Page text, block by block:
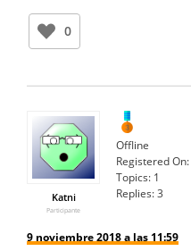
0
Katni
Participante
Offline
Registered On:
Topics: 1
Replies:3
9 noviembre 2018 a las 11:59